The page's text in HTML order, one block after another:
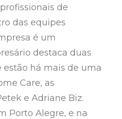
de
das equipes
é um
destaca duas
estão há mais de uma
Care, as
e Adriane Biz.
Porto Alegre, e na